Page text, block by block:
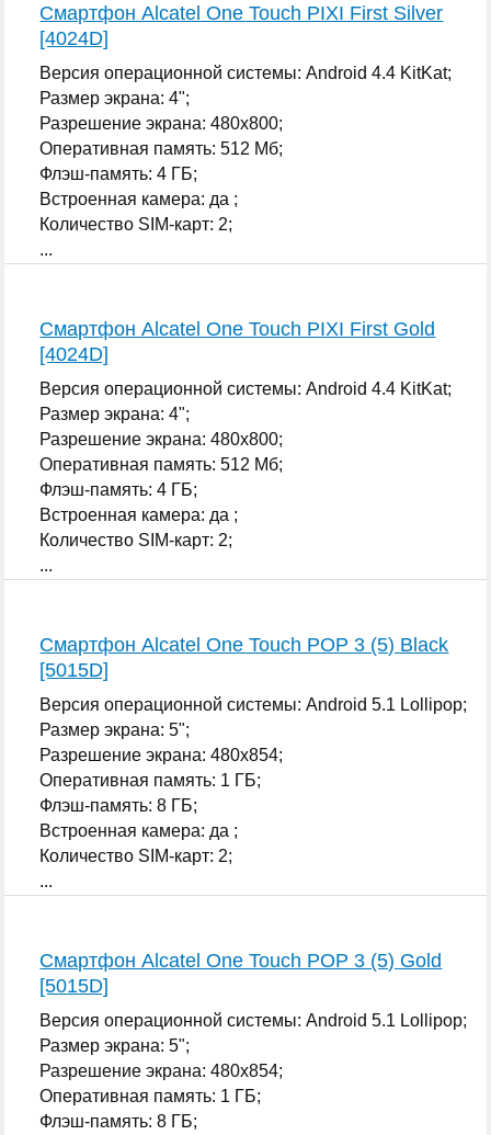
Смартфон Alcatel One Touch PIXI First Silver
[4024D]
Версия операционной системы: Android 4.4 KitKat;
Размер экрана: 4";
Разрешение экрана: 480x800;
Оперативная память: 512 Мб;
Флэш-память: 4 ГБ;
Встроенная камера: да ;
Количество SIM-карт: 2;
...
Смартфон Alcatel One Touch PIXI First Gold
[4024D]
Версия операционной системы: Android 4.4 KitKat;
Размер экрана: 4";
Разрешение экрана: 480x800;
Оперативная память: 512 Мб;
Флэш-память: 4 ГБ;
Встроенная камера: да ;
Количество SIM-карт: 2;
...
Смартфон Alcatel One Touch POP 3 (5) Black
[5015D]
Версия операционной системы: Android 5.1 Lollipop;
Размер экрана: 5";
Разрешение экрана: 480x854;
Оперативная память: 1 ГБ;
Флэш-память: 8 ГБ;
Встроенная камера: да ;
Количество SIM-карт: 2;
...
Смартфон Alcatel One Touch POP 3 (5) Gold
[5015D]
Версия операционной системы: Android 5.1 Lollipop;
Размер экрана: 5";
Разрешение экрана: 480x854;
Оперативная память: 1 ГБ;
Флэш-память: 8 ГБ;